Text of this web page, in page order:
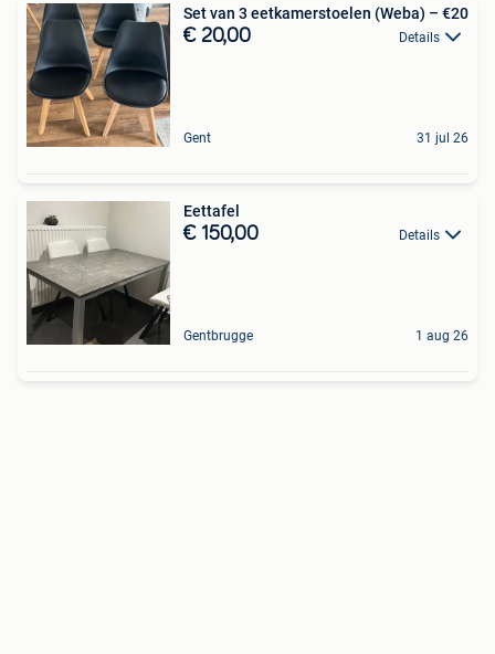
Set van 3 eetkamerstoelen (Weba) – €20
€ 20,00 Details
Gent 31 jul 26
Eettafel
€ 150,00 Details
Gentbrugge 1 aug 26